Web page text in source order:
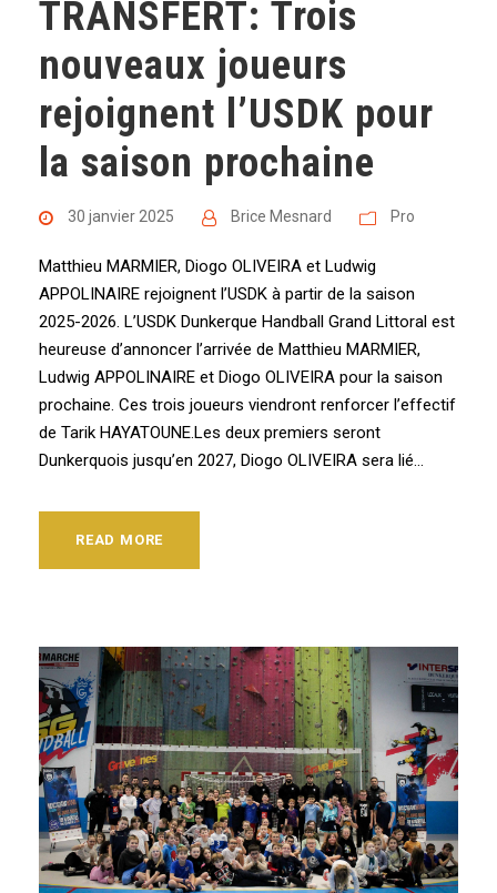
TRANSFERT: Trois
nouveaux joueurs
rejoignent l’USDK pour
la saison prochaine
30 janvier 2025 Brice Mesnard Pro
Matthieu MARMIER, Diogo OLIVEIRA et Ludwig
APPOLINAIRE rejoignent l’USDK à partir de la saison
2025-2026. L’USDK Dunkerque Handball Grand Littoral est
heureuse d’annoncer l’arrivée de Matthieu MARMIER,
Ludwig APPOLINAIRE et Diogo OLIVEIRA pour la saison
prochaine. Ces trois joueurs viendront renforcer l’effectif
de Tarik HAYATOUNE.Les deux premiers seront
Dunkerquois jusqu’en 2027, Diogo OLIVEIRA sera lié...
READ MORE